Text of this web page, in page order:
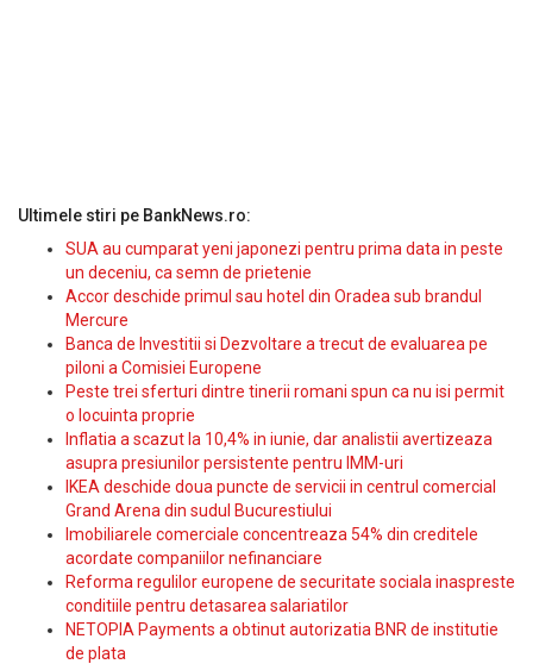
Ultimele stiri pe BankNews.ro:
SUA au cumparat yeni japonezi pentru prima data in peste
un deceniu, ca semn de prietenie
Accor deschide primul sau hotel din Oradea sub brandul
Mercure
Banca de Investitii si Dezvoltare a trecut de evaluarea pe
piloni a Comisiei Europene
Peste trei sferturi dintre tinerii romani spun ca nu isi permit
o locuinta proprie
Inflatia a scazut la 10,4% in iunie, dar analistii avertizeaza
asupra presiunilor persistente pentru IMM-uri
IKEA deschide doua puncte de servicii in centrul comercial
Grand Arena din sudul Bucurestiului
Imobiliarele comerciale concentreaza 54% din creditele
acordate companiilor nefinanciare
Reforma regulilor europene de securitate sociala inaspreste
conditiile pentru detasarea salariatilor
NETOPIA Payments a obtinut autorizatia BNR de institutie
de plata